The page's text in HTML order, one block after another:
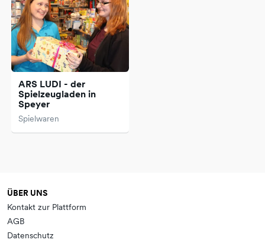
ARS LUDI - der
Spielzeugladen in
Speyer
Spielwaren
ÜBER UNS
Kontakt zur Plattform
AGB
Datenschutz